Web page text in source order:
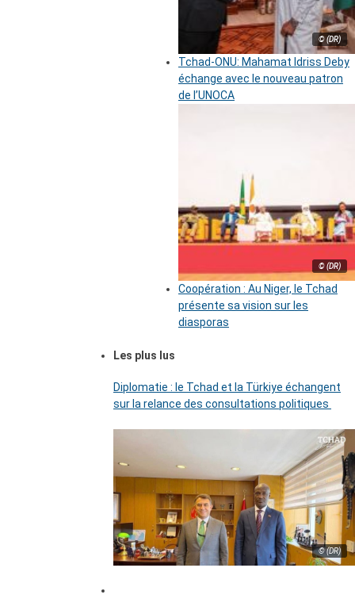
© (DR)
Tchad-ONU: Mahamat Idriss Deby
échange avec le nouveau patron
de l’UNOCA
© (DR)
Coopération : Au Niger, le Tchad
présente sa vision sur les
diasporas
Les plus lus
Diplomatie : le Tchad et la Türkiye échangent
sur la relance des consultations politiques
© (DR)